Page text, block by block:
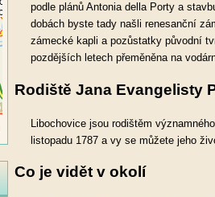
podle plánů Antonia della Porty a
dobách byste tady našli renesanční
zámecké kapli a pozůstatky původní
pozdějších letech přeměněna na
Rodiště Jana Evangelisty
Libochovice jsou rodištěm
listopadu 1787 a vy se můžete jeho
Co je vidět v okolí